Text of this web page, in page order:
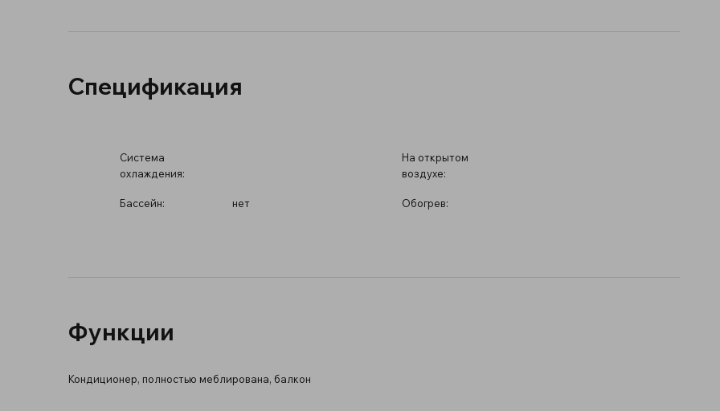
Спецификация
Система
охлаждения:
Бассейн: нет
На открытом
воздухе:
Обогрев:
Функции
Кондиционер, полностью меблирована, балкон